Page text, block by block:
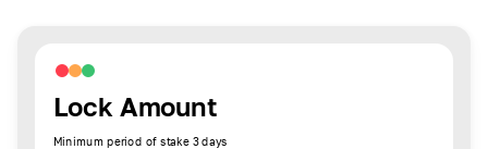
Lock Amount
Minimum period of stake 3 days